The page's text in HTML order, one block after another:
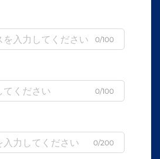
0/100
0/100
0/200